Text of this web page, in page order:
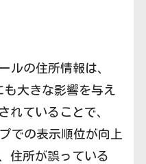
ルの住所情報は、
も大きな影響を与え
れていることで、
での表示順位が向上
住所が誤っている